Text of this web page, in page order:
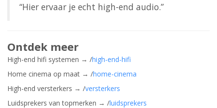
“Hier ervaar je echt high-end audio.”
Ontdek meer
High-end hifi systemen → /high-end-hifi
Home cinema op maat → /home-cinema
High-end versterkers → /versterkers
Luidsprekers van topmerken → /luidsprekers